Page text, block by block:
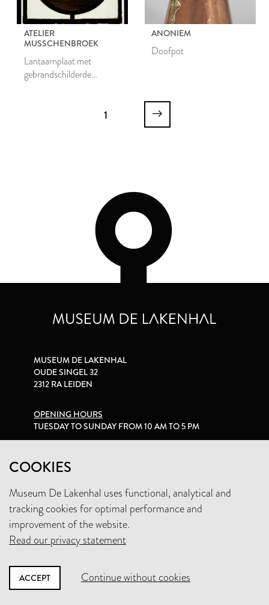
ATELIER
MUSSCHENBROEK
Lantaarnplaat met
gebrandschilderde
ANONIEM
Doofpot
1
COOKIES
Museum De Lakenhal uses functional, analytical and
tracking cookies for optimal performance and
improvement of the website.
Read our privacy statement
ACCEPT Continue without cookies
MUSEUM DE LAKENHAL
OUDE SINGEL 32
2312 RA LEIDEN
OPENING HOURS
TUESDAY TO SUNDAY FROM 10 AM TO 5 PM
+31 (0)71 5165360
INFO@LAKENHAL.NL
SUPPORT THE MUSEUM
NEWSLETTER